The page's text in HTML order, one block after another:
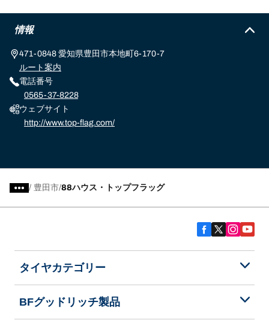
情報
471-0848 愛知県豊田市本地町6-170-7
ルート案内
電話番号
0565-37-8228
ウェブサイト
http://www.top-flag.com/
/ 豊田市 88ハウス・トップフラッグ
タイヤカテゴリー
BFグッドリッチ製品